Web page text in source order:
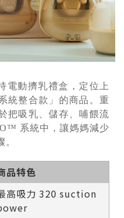
電動擠乳禮盒，定位上
統整合款」的商品。重
把吸乳、儲存、哺餵流
系統中，讓媽媽減少
品特色
高吸力 320 suction